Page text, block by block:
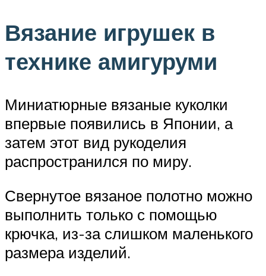
Вязание игрушек в
технике амигуруми
Миниатюрные вязаные куколки
впервые появились в Японии, а
затем этот вид рукоделия
распространился по миру.
Свернутое вязаное полотно можно
выполнить только с помощью
крючка, из-за слишком маленького
размера изделий.